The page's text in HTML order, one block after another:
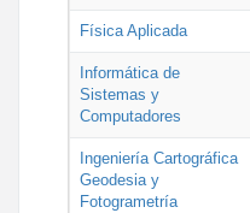
Física Aplicada
Informática de
Sistemas y
Computadores
Ingeniería Cartográfica
Geodesia y
Fotogrametría